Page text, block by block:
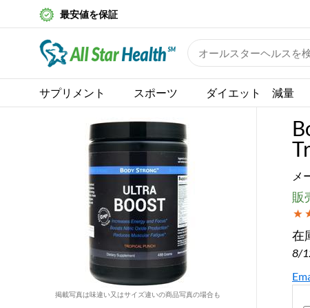
最安値を保証
サプリメント スポーツ ダイエット 減量
掲載写真は味違い又はサイズ違いの商品写真の場合も
メ
販
在
8/